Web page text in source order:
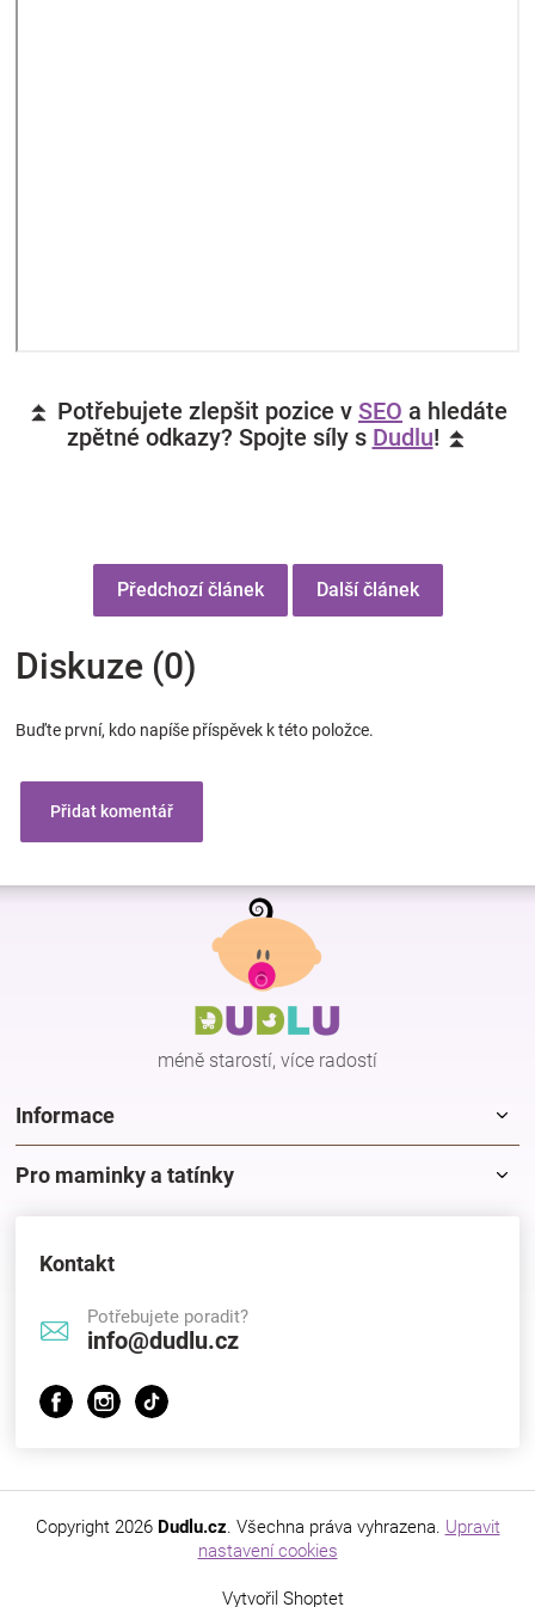
⏫ Potřebujete zlepšit pozice v SEO a hledáte
zpětné odkazy? Spojte síly s Dudlu! ⏫
Předchozí článek Další článek
Diskuze (0)
Buďte první, kdo napíše příspěvek k této položce.
Přidat komentář
Z
méně starostí, více radostí
Informace
Pro maminky a tatínky
Kontakt
Potřebujete poradit?
info@dudlu.cz
Vytvořil Shoptet
Copyright 2026 Dudlu.cz. Všechna práva vyhrazena. Upravit
nastavení cookies